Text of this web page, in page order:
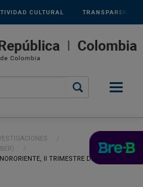
CULTURAL TRANSPARENCIA
II TRIMESTRE DE 2022